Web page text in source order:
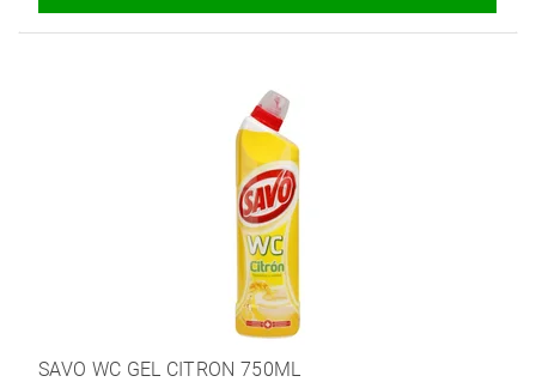
SAVO WC GEL CITRON 750ML